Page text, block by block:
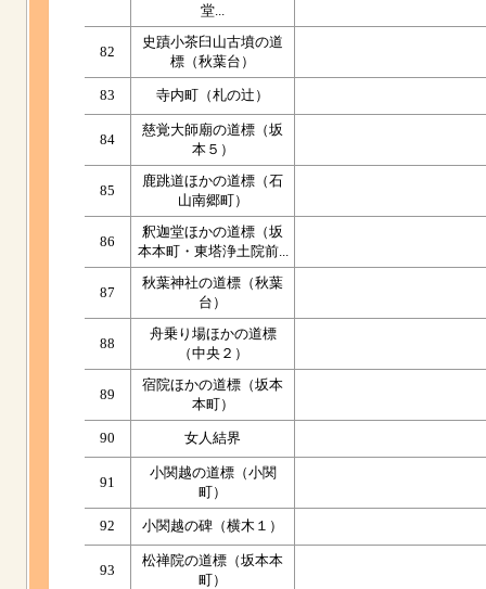
堂...
82
史蹟小茶臼山古墳の道
標（秋葉台）
83 寺内町（札の辻）
84
慈覚大師廟の道標（坂
本５）
85
鹿跳道ほかの道標（石
山南郷町）
86
釈迦堂ほかの道標（坂
本本町・東塔浄土院前...
87
秋葉神社の道標（秋葉
台）
88
舟乗り場ほかの道標
（中央２）
89
宿院ほかの道標（坂本
本町）
90 女人結界
91
小関越の道標（小関
町）
92 小関越の碑（横木１）
93
松禅院の道標（坂本本
町）